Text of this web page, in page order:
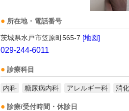
所在地・電話番号
茨城県水戸市笠原町565-7 [地図]
029-244-6011
診療科目
内科 糖尿病内科 アレルギー科 消
診療/受付時間・休診日